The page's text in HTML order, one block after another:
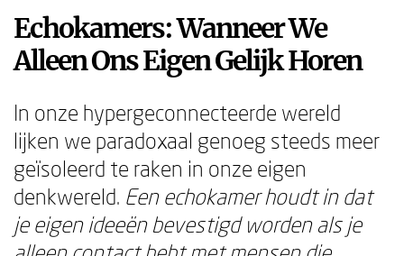
Echokamers: Wanneer We
Alleen Ons Eigen Gelijk Horen
In onze hypergeconnecteerde wereld
lijken we paradoxaal genoeg steeds meer
geïsoleerd te raken in onze eigen
denkwereld. Een echokamer houdt in dat
je eigen ideeën bevestigd worden als je